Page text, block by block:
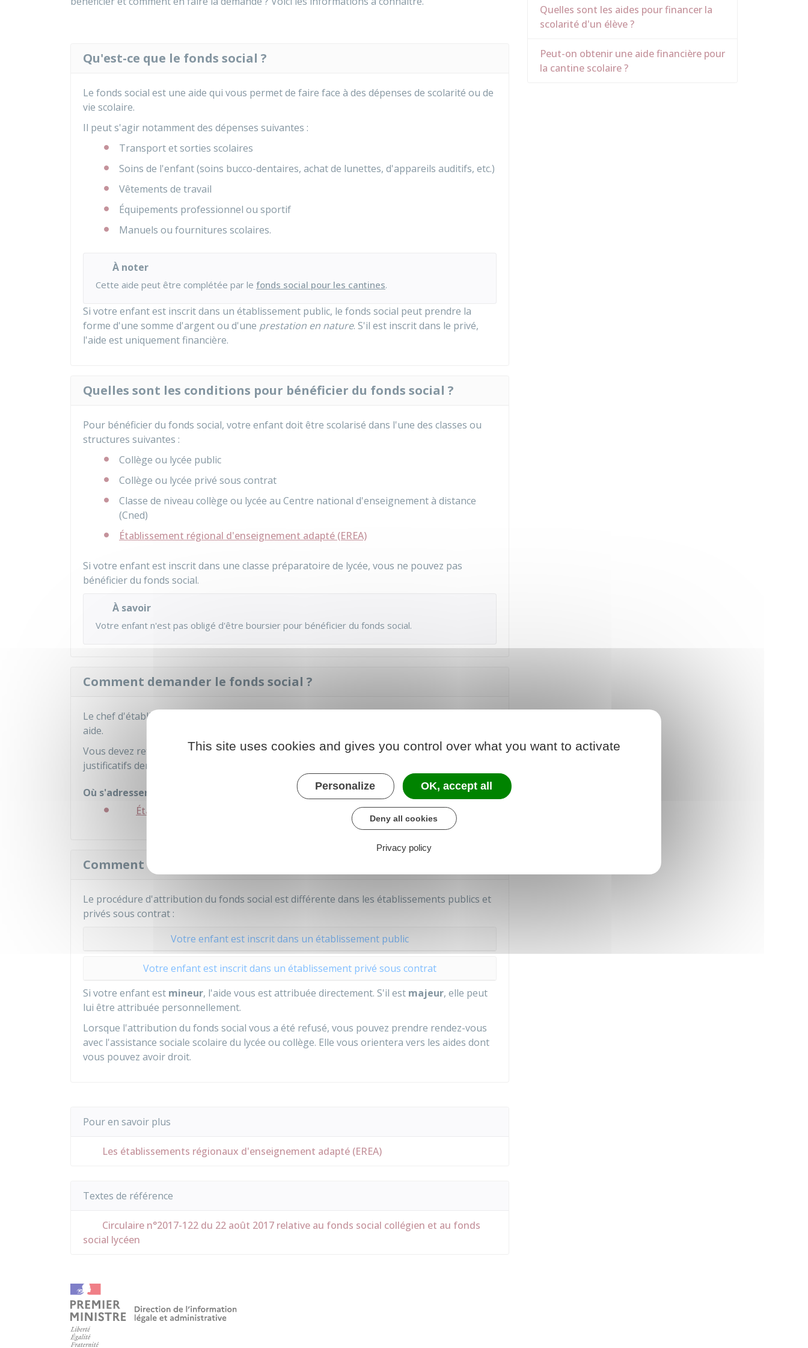
Qu'est-ce que le fonds social ?
Le fonds social est une aide qui vous permet de faire face à des dépenses de scolarité ou de
vie scolaire.
Il peut s'agir notamment des dépenses suivantes :
Transport et sorties scolaires
Soins de l'enfant (soins bucco-dentaires, achat de lunettes, d'appareils auditifs, etc.)
Vêtements de travail
Équipements professionnel ou sportif
Manuels ou fournitures scolaires.
À noter
Cette aide peut être complétée par le fonds social pour les cantines.
Si votre enfant est inscrit dans un établissement public, le fonds social peut prendre la
forme d'une somme d'argent ou d'une prestation en nature. S'il est inscrit dans le privé,
l'aide est uniquement financière.
Quelles sont les conditions pour bénéficier du fonds social ?
Pour bénéficier du fonds social, votre enfant doit être scolarisé dans l'une des classes ou
structures suivantes :
Collège ou lycée public
Collège ou lycée privé sous contrat
Classe de niveau collège ou lycée au Centre national d'enseignement à distance
(Cned)
Établissement régional d'enseignement adapté (EREA)
Si votre enfant est inscrit dans une classe préparatoire de lycée, vous ne pouvez pas
bénéficier du fonds social.
À savoir
Votre enfant n'est pas obligé d'être boursier pour bénéficier du fonds social.
Comment demander le fonds social ?
Le chef d'établissement vous informe à la rentrée de la possibilité de bénéficier de cette
aide.
Vous devez retirer un dossier au secrétariat de l'établissement et le retourner, avec les
justificatifs demandés.
Où s'adresser ?
Établissement scolaire
Comment le fonds social est-il attribué ?
Le procédure d'attribution du fonds social est différente dans les établissements publics et
privés sous contrat :
Votre enfant est inscrit dans un établissement public
Votre enfant est inscrit dans un établissement privé sous contrat
Si votre enfant est mineur, l'aide vous est attribuée directement. S'il est majeur, elle peut
lui être attribuée personnellement.
Lorsque l'attribution du fonds social vous a été refusé, vous pouvez prendre rendez-vous
avec l'assistance sociale scolaire du lycée ou collège. Elle vous orientera vers les aides dont
vous pouvez avoir droit.
Pour en savoir plus
Les établissements régionaux d'enseignement adapté (EREA)
Textes de référence
Circulaire n°2017-122 du 22 août 2017 relative au fonds social collégien et au fonds
social lycéen
Quelles sont les aides pour financer la
scolarité d'un élève ?
Peut-on obtenir une aide financière pour
la cantine scolaire ?
This site uses cookies and gives you control over what you want to activate
Personalize OK, accept all
Deny all cookies
Privacy policy